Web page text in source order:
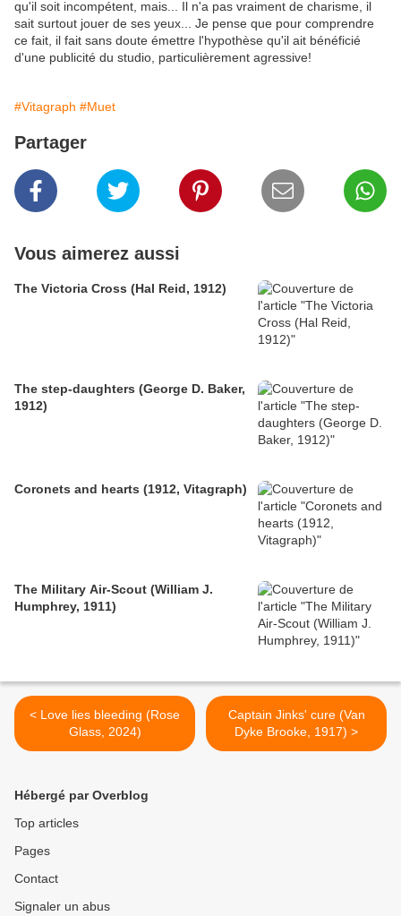
qu'il soit incompétent, mais... Il n'a pas vraiment de charisme, il
sait surtout jouer de ses yeux... Je pense que pour comprendre
ce fait, il fait sans doute émettre l'hypothèse qu'il ait bénéficié
d'une publicité du studio, particulièrement agressive!
#Vitagraph #Muet
Partager
Vous aimerez aussi
The Victoria Cross (Hal Reid, 1912)
The step-daughters (George D. Baker,
1912)
Coronets and hearts (1912, Vitagraph)
The Military Air-Scout (William J.
Humphrey, 1911)
< Love lies bleeding (Rose
Glass, 2024)
Captain Jinks' cure (Van
Dyke Brooke, 1917) >
Hébergé par Overblog
Top articles
Pages
Contact
Signaler un abus